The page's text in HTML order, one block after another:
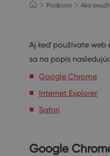
Podpora Ako
Aj keď používate web
sa na popis
Google Chrome
Internet Explorer
Safari
Google